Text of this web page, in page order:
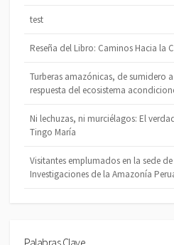
test
Reseña del Libro: Caminos Hacia la
Turberas amazónicas, de sumidero
respuesta del ecosistema
Ni lechuzas, ni murciélagos: El
Tingo María
Visitantes emplumados en la sede
Investigaciones de la Amazonía